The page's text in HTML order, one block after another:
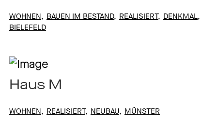
WOHNEN BAUEN IM BESTAND REALISIERT DENKMAL
BIELEFELD
Haus M
WOHNEN REALISIERT NEUBAU MÜNSTER